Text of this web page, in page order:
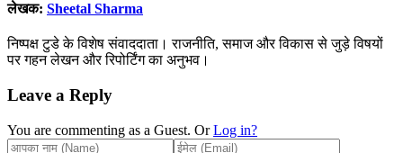
लेखक: Sheetal Sharma
निष्पक्ष टुडे के विशेष संवाददाता। राजनीति, समाज और विकास से जुड़े विषयों
पर गहन लेखन और रिपोर्टिंग का अनुभव।
Leave a Reply
You are commenting as a Guest. Or Log in?